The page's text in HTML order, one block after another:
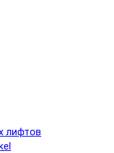
лифтов